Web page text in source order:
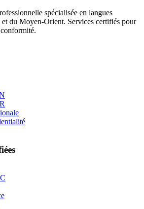
spécialisée en langues
et du Moyen-Orient. Services certifiés pour